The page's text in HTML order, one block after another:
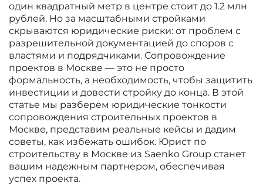
один квадратный метр в центре стоит до 1.2 млн
рублей. Но за масштабными стройками
скрываются юридические риски: от проблем с
разрешительной документацией до споров с
властями и подрядчиками. Сопровождение
проектов в Москве — это не просто
формальность, а необходимость, чтобы защитить
инвестиции и довести стройку до конца. В этой
статье мы разберем юридические тонкости
сопровождения строительных проектов в
Москве, представим реальные кейсы и дадим
советы, как избежать ошибок. Юрист по
строительству в Москве из Saenko Group станет
вашим надежным партнером, обеспечивая
успех проекта.